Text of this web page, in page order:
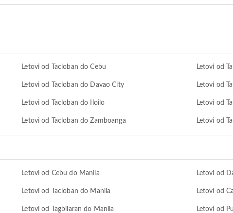
Letovi od Tacloban do Cebu Letovi od
Letovi od Tacloban do Davao City Letovi od
Letovi od Tacloban do Iloilo Letovi od
Letovi od Tacloban do Zamboanga Letovi od
Letovi od Cebu do Manila Letovi od
Letovi od Tacloban do Manila Letovi od
Letovi od Tagbilaran do Manila Letovi od